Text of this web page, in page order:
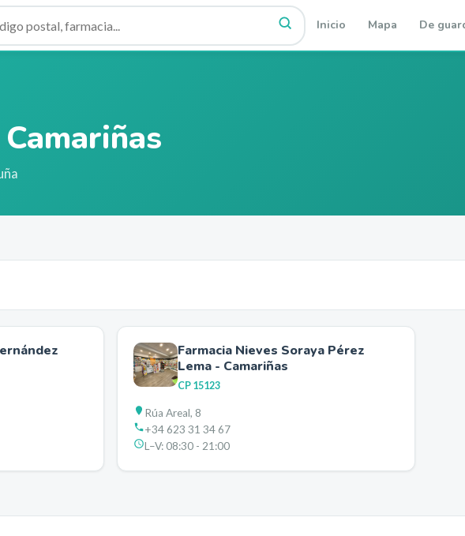
Inicio Mapa De
Camariñas
Farmacia Nieves Soraya Pérez
Lema - Camariñas
CP 15123
Rúa Areal, 8
+34 623 31 34 67
L–V:08:30 - 21:00